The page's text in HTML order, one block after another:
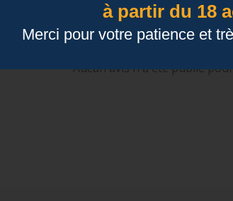
Aucun avis n'a été publié
à partir du 18
Merci pour votre patience et